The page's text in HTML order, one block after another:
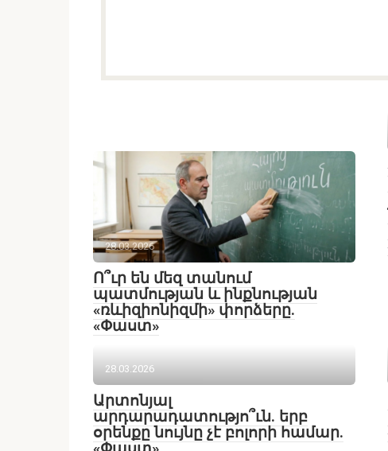
28.03.2026
Ո՞ւր են մեզ տանում
պատմության և ինքնության
«ռևիզիոնիզմի» փորձերը.
«Փաստ»
28.03.2026
Արտոնյալ
արդարադատությո՞ւն. երբ
օրենքը նույնը չէ բոլորի համար.